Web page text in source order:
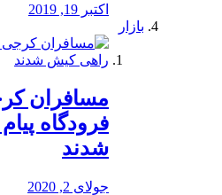
اکتبر 19, 2019
بازار
مسافران
فرودگاه
شدند
جولای 2, 2020